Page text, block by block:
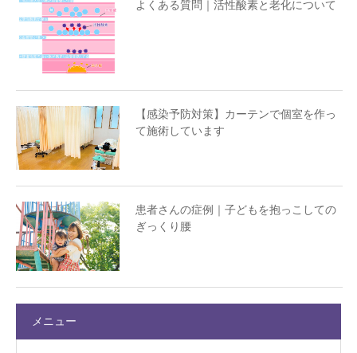
よくある質問｜活性酸素と老化について
【感染予防対策】カーテンで個室を作っ
て施術しています
患者さんの症例｜子どもを抱っこしての
ぎっくり腰
メニュー